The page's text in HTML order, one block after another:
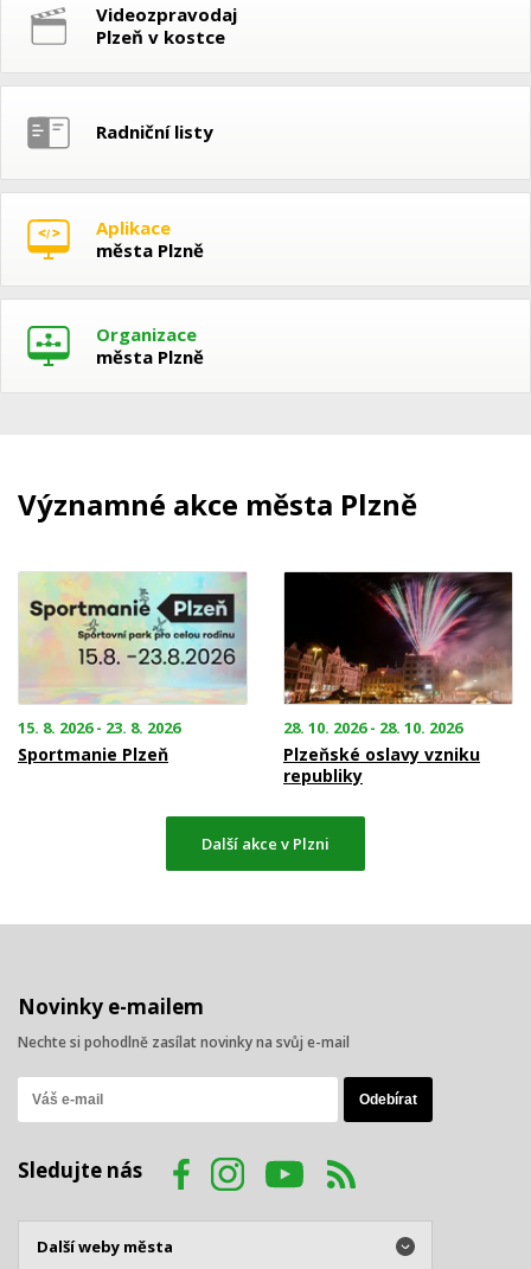
Videozpravodaj
Plzeň v kostce
Radniční listy
Aplikace
města Plzně
Organizace
města Plzně
Významné akce města Plzně
15. 8. 2026 - 23. 8. 2026
Sportmanie Plzeň
28. 10. 2026 - 28. 10. 2026
Plzeňské oslavy vzniku
republiky
Další akce v Plzni
Novinky e-mailem
Nechte si pohodlně zasílat novinky na svůj e-mail
Sledujte nás